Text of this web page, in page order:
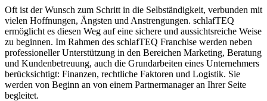
Oft ist der Wunsch zum Schritt in die Selbständigkeit, verbunden mit
vielen Hoffnungen, Ängsten und Anstrengungen. schlafTEQ
ermöglicht es diesen Weg auf eine sichere und aussichtsreiche Weise
zu beginnen. Im Rahmen des schlafTEQ Franchise werden neben
professioneller Unterstützung in den Bereichen Marketing, Beratung
und Kundenbetreuung, auch die Grundarbeiten eines Unternehmers
berücksichtigt: Finanzen, rechtliche Faktoren und Logistik. Sie
werden von Beginn an von einem Partnermanager an Ihrer Seite
begleitet.